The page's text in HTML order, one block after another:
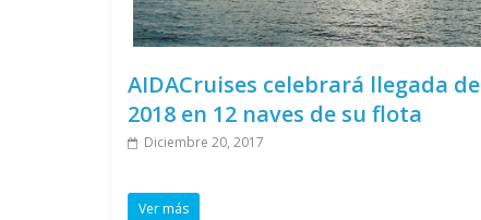
AIDACruises celebrará llegada de
2018 en 12 naves de su flota
Diciembre 20, 2017
Ver más